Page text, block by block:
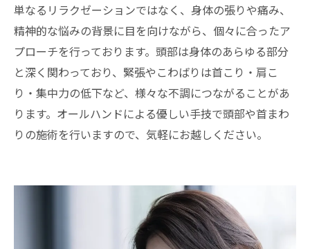
単なるリラクゼーションではなく、身体の張りや痛み、
精神的な悩みの背景に目を向けながら、個々に合ったア
プローチを行っております。頭部は身体のあらゆる部分
と深く関わっており、緊張やこわばりは首こり・肩こ
り・集中力の低下など、様々な不調につながることがあ
ります。オールハンドによる優しい手技で頭部や首まわ
りの施術を行いますので、気軽にお越しください。